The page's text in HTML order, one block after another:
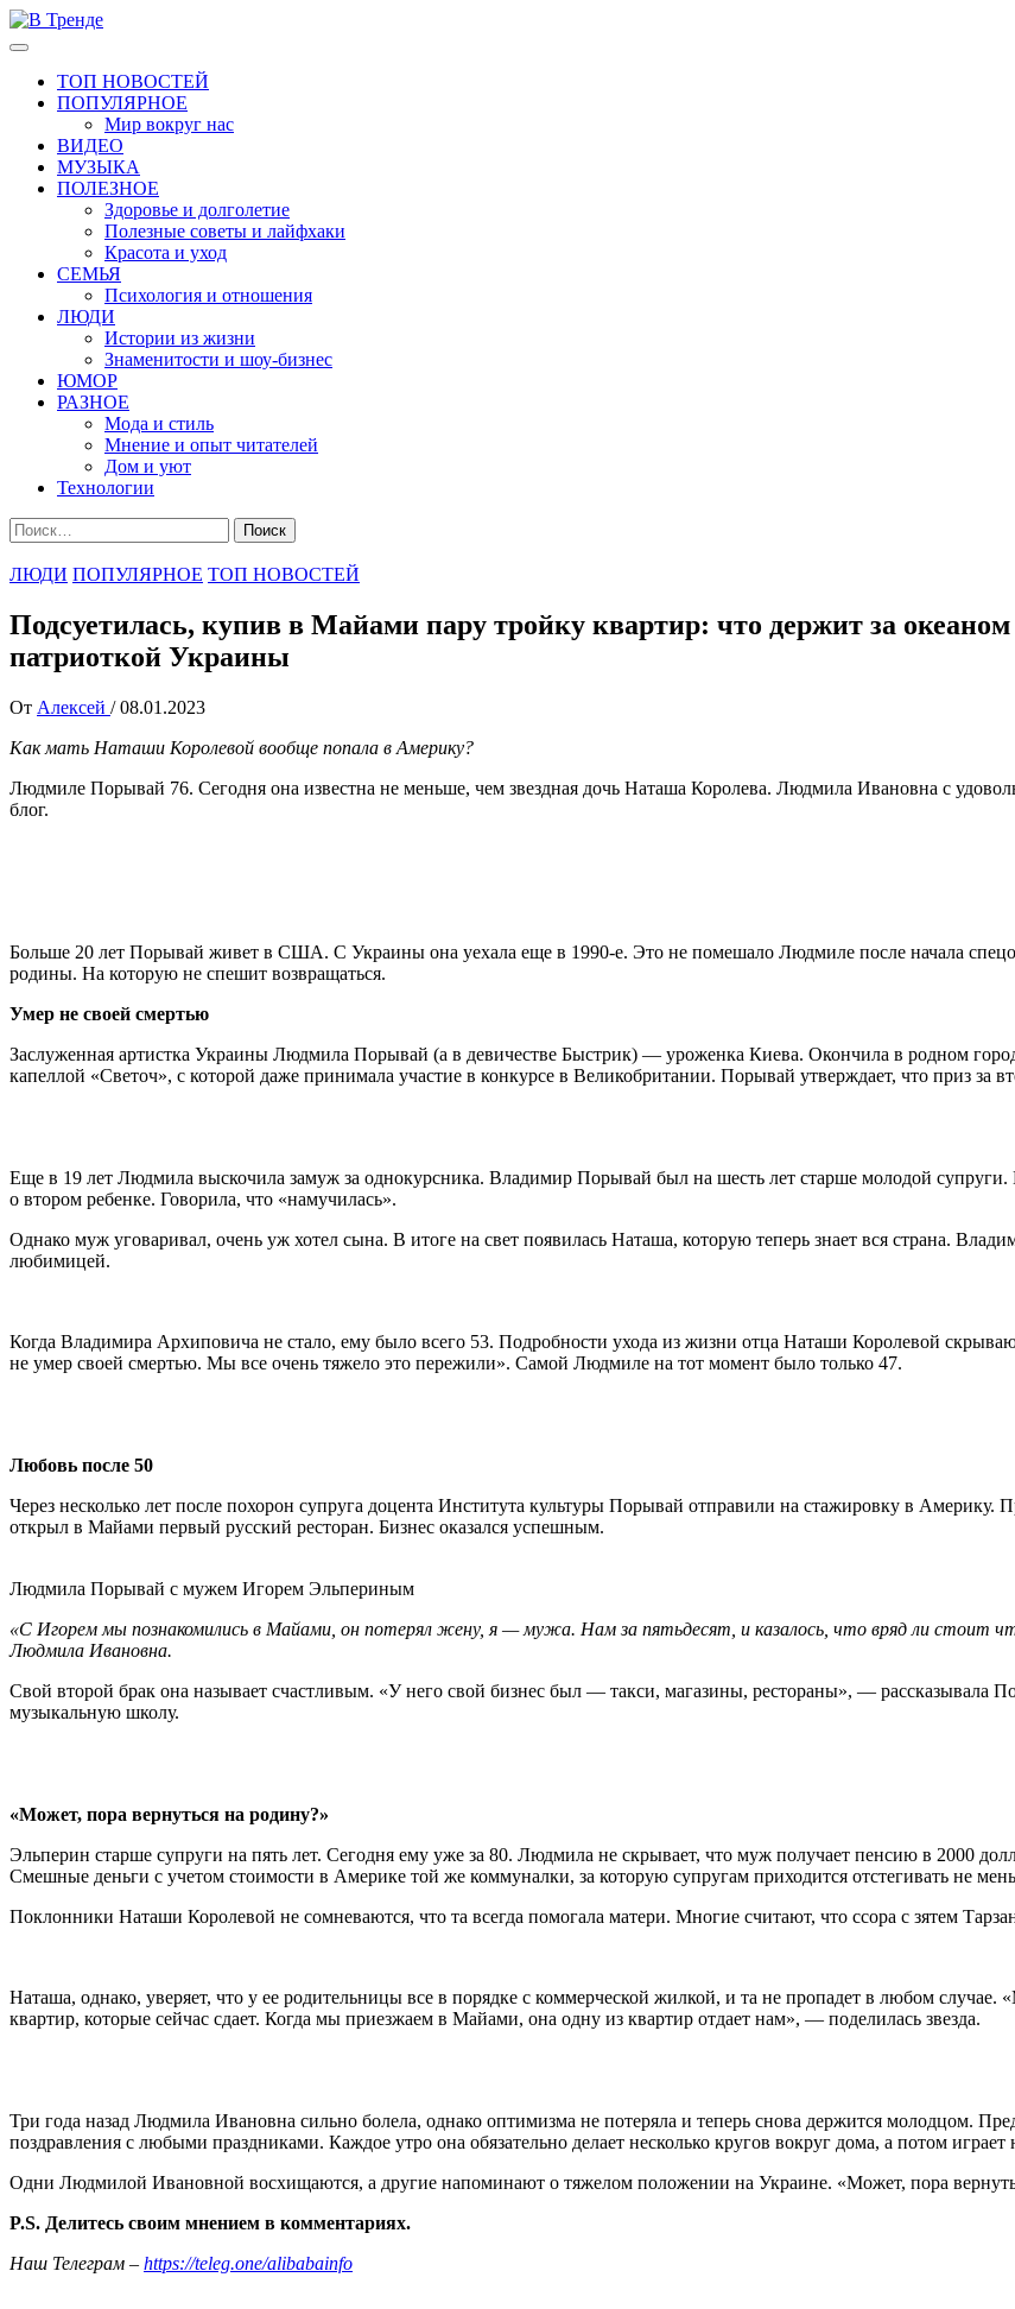
Перейти
к
Основное
ТОП НОВОСТЕЙ
ПОПУЛЯРНОЕ
Мир вокруг нас
ВИДЕО
МУЗЫКА
ПОЛЕЗНОЕ
Здоровье и долголетие
Полезные советы и лайфхаки
Красота и уход
СЕМЬЯ
Психология и отношения
ЛЮДИ
Истории из жизни
Знаменитости и шоу-бизнес
ЮМОР
РАЗНОЕ
Мода и стиль
Мнение и опыт читателей
Дом и уют
Технологии
Найти:
ЛЮДИ ПОПУЛЯРНОЕ ТОП НОВОСТЕЙ
Подсуетилась, купив в Майами пару тройку квартир: что держит за
патриоткой Украины
От Алексей / 08.01.2023
Как мать Наташи Королевой вообще попала в Америку?
Людмиле Порывай 76. Сегодня она известна не меньше, чем звездная дочь Наташа Королева. Людмила Ивановна с
блог.
Больше 20 лет Порывай живет в США. С Украины она уехала еще в 1990-е. Это не помешало Людмиле после начала
родины. На которую не спешит возвращаться.
Умер не своей смертью
Заслуженная артистка Украины Людмила Порывай (а в девичестве Быстрик) — уроженка Киева. Окончила в родном
капеллой «Светоч», с которой даже принимала участие в конкурсе в Великобритании. Порывай утверждает, что приз за
Еще в 19 лет Людмила выскочила замуж за однокурсника. Владимир Порывай был на шесть лет старше молодой
о втором ребенке. Говорила, что «намучилась».
Однако муж уговаривал, очень уж хотел сына. В итоге на свет появилась Наташа, которую теперь знает вся страна.
любимицей.
Когда Владимира Архиповича не стало, ему было всего 53. Подробности ухода из жизни отца Наташи Королевой
не умер своей смертью. Мы все очень тяжело это пережили». Самой Людмиле на тот момент было только 47.
Любовь после 50
Через несколько лет после похорон супруга доцента Института культуры Порывай отправили на стажировку в
открыл в Майами первый русский ресторан. Бизнес оказался успешным.
Людмила Порывай с мужем Игорем Эльпериным
«С Игорем мы познакомились в Майами, он потерял жену, я — мужа. Нам за пятьдесят, и казалось, что вряд ли стоит
Людмила Ивановна.
Свой второй брак она называет счастливым. «У него свой бизнес был — такси, магазины, рестораны», —
музыкальную школу.
«Может, пора вернуться на родину?»
Эльперин старше супруги на пять лет. Сегодня ему уже за 80. Людмила не скрывает, что муж получает пенсию в 2000
Смешные деньги с учетом стоимости в Америке той же коммуналки, за которую супругам приходится отстегивать не
Поклонники Наташи Королевой не сомневаются, что та всегда помогала матери. Многие считают, что ссора с зятем
Наташа, однако, уверяет, что у ее родительницы все в порядке с коммерческой жилкой, и та не пропадет в любом
квартир, которые сейчас сдает. Когда мы приезжаем в Майами, она одну из квартир отдает нам», — поделилась звезда.
Три года назад Людмила Ивановна сильно болела, однако оптимизма не потеряла и теперь снова держится молодцом.
поздравления с любыми праздниками. Каждое утро она обязательно делает несколько кругов вокруг дома, а потом играет
Одни Людмилой Ивановной восхищаются, а другие напоминают о тяжелом положении на Украине. «Может, пора
P.S. Делитесь своим мнением в комментариях.
Наш Телеграм – https://teleg.one/alibabainfo